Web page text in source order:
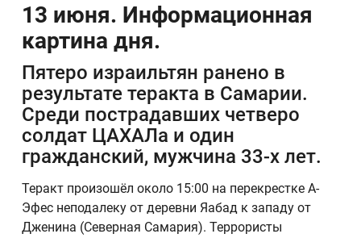
13 июня. Информационная
картина дня.
Пятеро израильтян ранено в
результате теракта в Самарии.
Среди пострадавших четверо
солдат ЦАХАЛа и один
гражданский, мужчина 33-х лет.
Теракт произошёл около 15:00 на перекрестке А-
Эфес неподалеку от деревни Яабад к западу от
Дженина (Северная Самария). Террористы